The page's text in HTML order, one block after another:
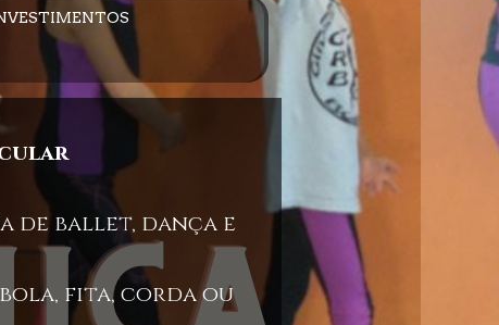
de ballet, dança e
fita, corda ou